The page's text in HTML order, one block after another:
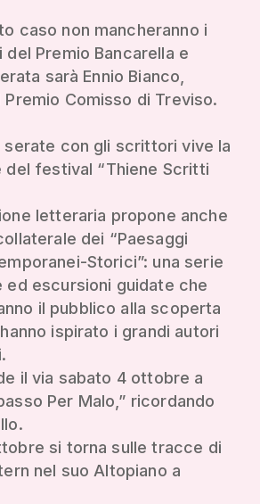
caso non mancheranno i
Premio Bancarella e
sarà Ennio Bianco,
Comisso di Treviso.
serate con gli scrittori vive la
del festival “Thiene Scritti
letteraria propone anche
dei “Paesaggi
Storici”: una serie
ed escursioni guidate che
il pubblico alla scoperta
ispirato i grandi autori
il via sabato 4 ottobre a
Per Malo,” ricordando
si torna sulle tracce di
nel suo Altopiano a